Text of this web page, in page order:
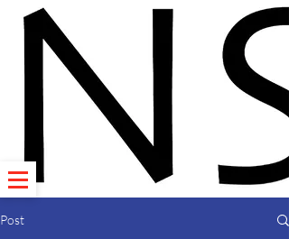
Post